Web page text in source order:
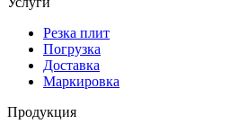
Резка плит
Погрузка
Доставка
Маркировка
Продукция